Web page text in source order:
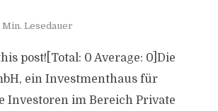
Min. Lesedauer
post![Total: 0 Average: 0]Die
ein Investmenthaus für
Investoren im Bereich Private